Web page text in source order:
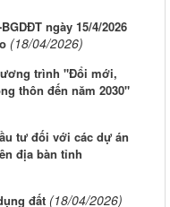
ngày 15/4/2026
(18/04/2026)
trình "Đổi mới,
thôn đến năm 2030"
tư đối với các dự án
địa bàn tỉnh
đất (18/04/2026)